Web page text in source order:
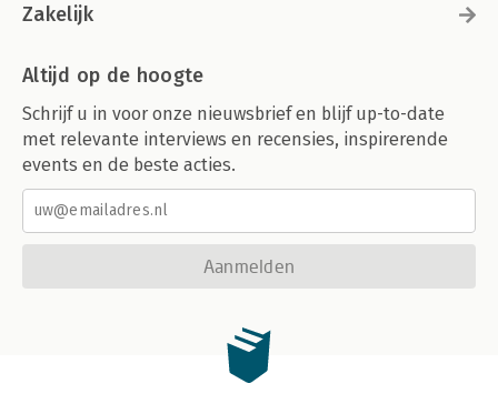
Zakelijk
Altijd op de hoogte
Schrijf u in voor onze nieuwsbrief en blijf up-to-date
met relevante interviews en recensies, inspirerende
events en de beste acties.
Aanmelden